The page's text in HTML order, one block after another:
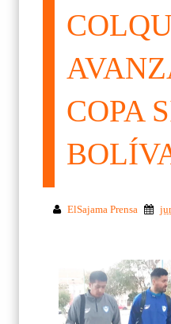
COPA
ElSajama Prensa